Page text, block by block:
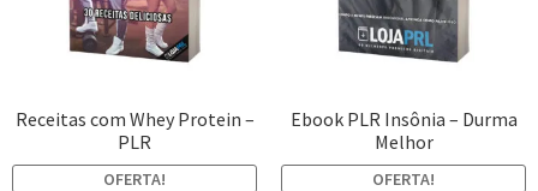
Receitas com Whey Protein –
PLR
OFERTA!
Ebook PLR Insônia – Durma
Melhor
OFERTA!